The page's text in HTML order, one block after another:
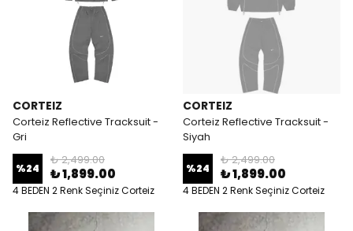
CORTEIZ
Corteiz Reflective Tracksuit -
Gri
%24
₺ 2,499.00
₺ 1,899.00
4 BEDEN 2 Renk Seçiniz Corteiz
CORTEIZ
Corteiz Reflective Tracksuit -
Siyah
%24
₺ 2,499.00
₺ 1,899.00
4 BEDEN 2 Renk Seçiniz Corteiz